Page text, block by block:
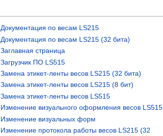
Документация по весам LS215
Документация по весам LS215 (32 бита)
Заглавная страница
Загрузчик ПО LS515
Замена этикет-ленты весов LS215 (32 бита)
Замена этикет-ленты весов LS215 (8 бит)
Замена этикет-ленты весов LS515
Изменение визуального оформления весов LS515
Изменение визуальных форм
Изменение протокола работы весов LS215 (32